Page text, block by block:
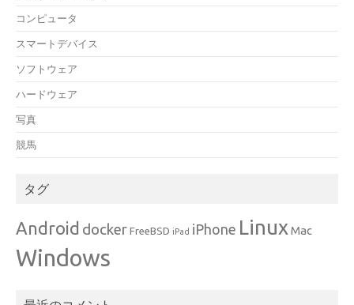
コンピュータ
スマートデバイス
ソフトウェア
ハードウェア
写真
競馬
タグ
Android docker FreeBSD iPad iPhone Linux Mac
Windows